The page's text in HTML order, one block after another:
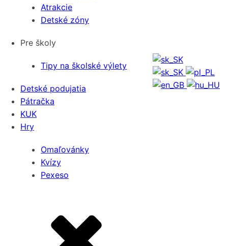
Atrakcie
Detské zóny
Pre školy
Tipy na školské výlety
Detské podujatia
Pátračka
KUK
Hry
Omaľovánky
Kvízy
Pexeso